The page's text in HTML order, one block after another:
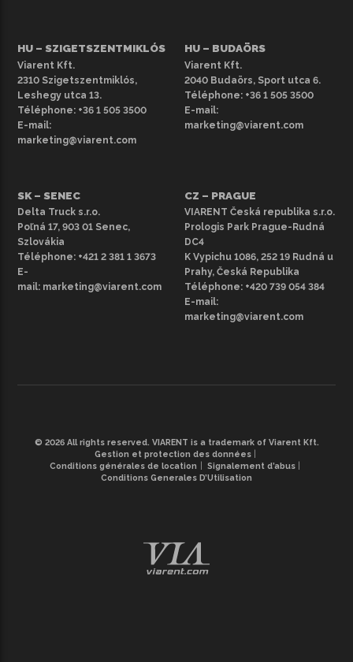
HU – SZIGETSZENTMIKLÓS
Viarent Kft.
2310 Szigetszentmiklós,
Leshegy utca 13.
Téléphone: +36 1 505 3500
E-mail:
marketing@viarent.com
HU – BUDAÖRS
Viarent Kft.
2040 Budaörs, Sport utca 6.
Téléphone: +36 1 505 3500
E-mail:
marketing@viarent.com
SK – SENEC
Delta Truck s.r.o.
Poľná 17, 903 01 Senec,
Szlovákia
Téléphone: +421 2 381 1 3673
E-
mail: marketing@viarent.com
CZ – PRAGUE
VIARENT Česká republika s.r.o.
Prologis Park Prague-Rudná
DC4
K Vypichu 1086, 252 19 Rudná u
Prahy, Česká Republika
Téléphone: +420 739 054 384
E-mail:
marketing@viarent.com
© 2026 All rights reserved. VIARENT is a trademark of Viarent Kft.
Gestion et protection des données
Conditions générales de location
Signalement d’abus
Conditions Generales D’Utilisation